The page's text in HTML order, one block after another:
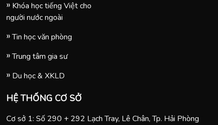
Khóa học tiếng Việt cho
người nước ngoài
Tin học văn phòng
Trung tâm gia sư
Du học & XKLD
HỆ THỐNG CƠ SỞ
Cơ sở 1: Số 290 + 292 Lạch Tray, Lê Chân, Tp. Hải Phòng